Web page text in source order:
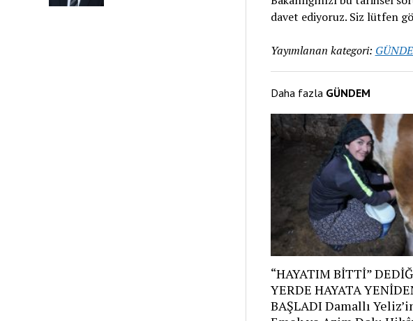
davet ediyoruz. Siz lütfen
Yayımlanan kategori:
Daha fazla GÜNDEM
“HAYATIM BİTTİ”
YERDE HAYATA
BAŞLADI Damallı